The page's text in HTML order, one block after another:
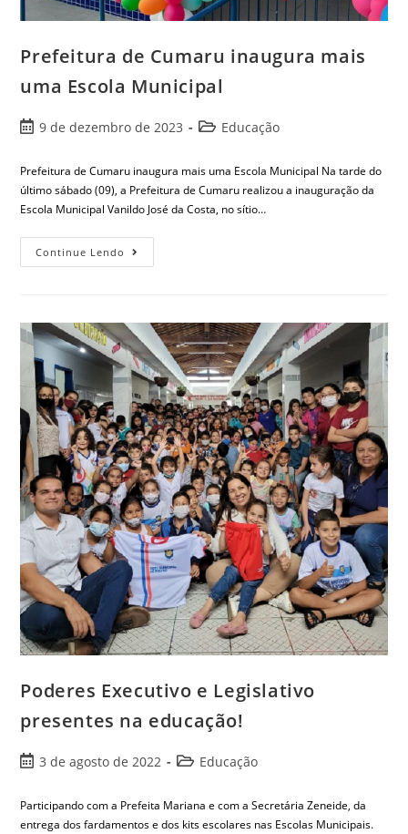
Prefeitura de Cumaru inaugura mais
uma Escola Municipal
9 de dezembro de 2023 Educação
Prefeitura de Cumaru inaugura mais uma Escola Municipal Na tarde do
último sábado (09), a Prefeitura de Cumaru realizou a inauguração da
Escola Municipal Vanildo José da Costa, no sítio…
Continue Lendo
Poderes Executivo e Legislativo
presentes na educação!
3 de agosto de 2022 Educação
Participando com a Prefeita Mariana e com a Secretária Zeneide, da
entrega dos fardamentos e dos kits escolares nas Escolas Municipais.